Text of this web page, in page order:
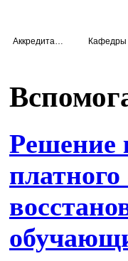
Кафедры
Решение